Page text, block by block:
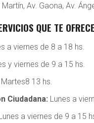
public_html/wp-
Av. Gaona, Av.
QUE TE
a viernes de 8 a 18 hs.
y viernes de 9 a 15 hs.
Martes8 13 hs.
Ciudadana: Lunes a
a viernes de 9 a 15